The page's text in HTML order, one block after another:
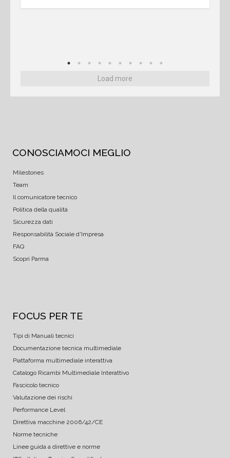
Load more
CONOSCIAMOCI MEGLIO
Milestones
Team
Il comunicatore tecnico
Politica della qualità
Sicurezza dati
Responsabilità Sociale d'Impresa
FAQ
Scopri Parma
FOCUS PER TE
Tipi di Manuali tecnici
Documentazione tecnica multimediale
Piattaforma multimediale interattiva
Catalogo Ricambi Multimediale Interattivo
Fascicolo tecnico
Valutazione dei rischi
Performance Level
Direttiva macchine 2006/42/CE
Norme tecniche
Linee guida a direttive e norme